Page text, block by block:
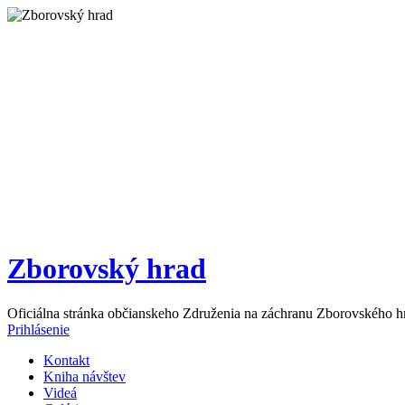
Zborovský hrad
Oficiálna stránka občianskeho Združenia na záchranu Zborovského
Prihlásenie
Kontakt
Kniha návštev
Videá